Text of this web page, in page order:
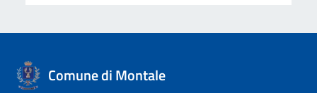
Comune di Montale